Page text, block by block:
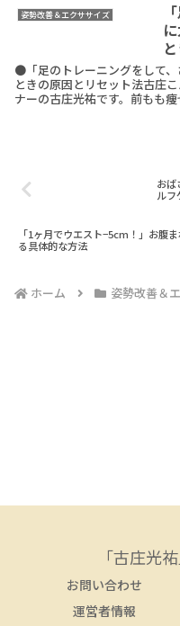
姿勢改善＆エクササイズ
●「足のトレーニングをして、
ときの原因とリセット法古庄
ナーの古庄光祐です。前もも
おば
ルフ
「1ヶ月でウエスト−5cm！」お腹
る具体的な方法
ホーム 姿勢改善＆
「古庄光
お問い合わせ
運営者情報